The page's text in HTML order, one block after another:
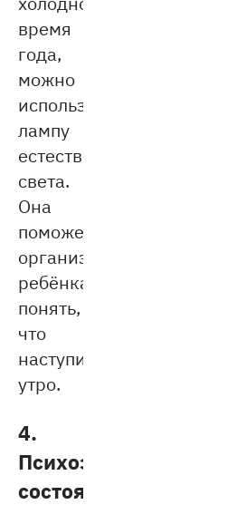
время
года,
можно
использовать
лампу
естественного
света.
Она
поможет
организму
ребёнка
понять,
что
наступило
утро.
4.
Психоэмоциональное
состояние